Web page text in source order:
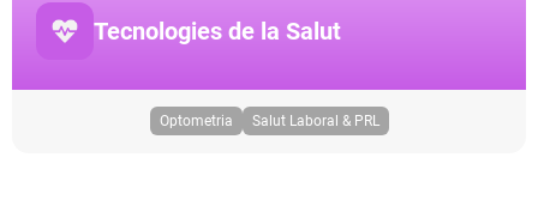
Tecnologies de la Salut
Optometria Salut Laboral & PRL